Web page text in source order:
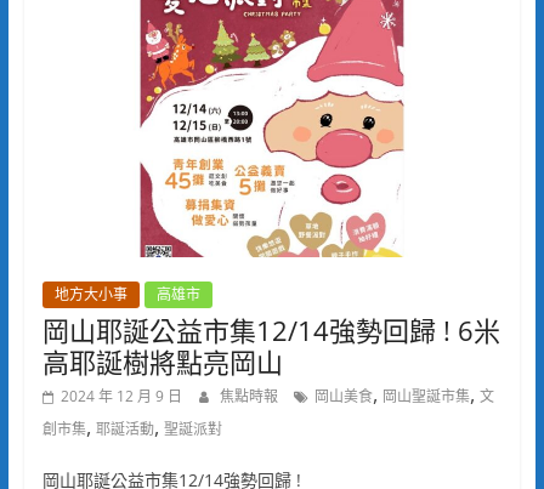
地方大小事 高雄市
岡山耶誕公益市集12/14強勢回歸 ! 6米
高耶誕樹將點亮岡山
2024 年 12 月 9 日 焦點時報 岡山美食, 岡山聖誕市集, 文
創市集, 耶誕活動, 聖誕派對
岡山耶誕公益市集12/14強勢回歸 !